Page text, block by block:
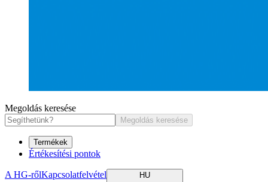
Megoldás keresése
Megoldás keresése
Termékek
Értékesítési pontok
A HG-rőlKapcsolatfelvétel HU